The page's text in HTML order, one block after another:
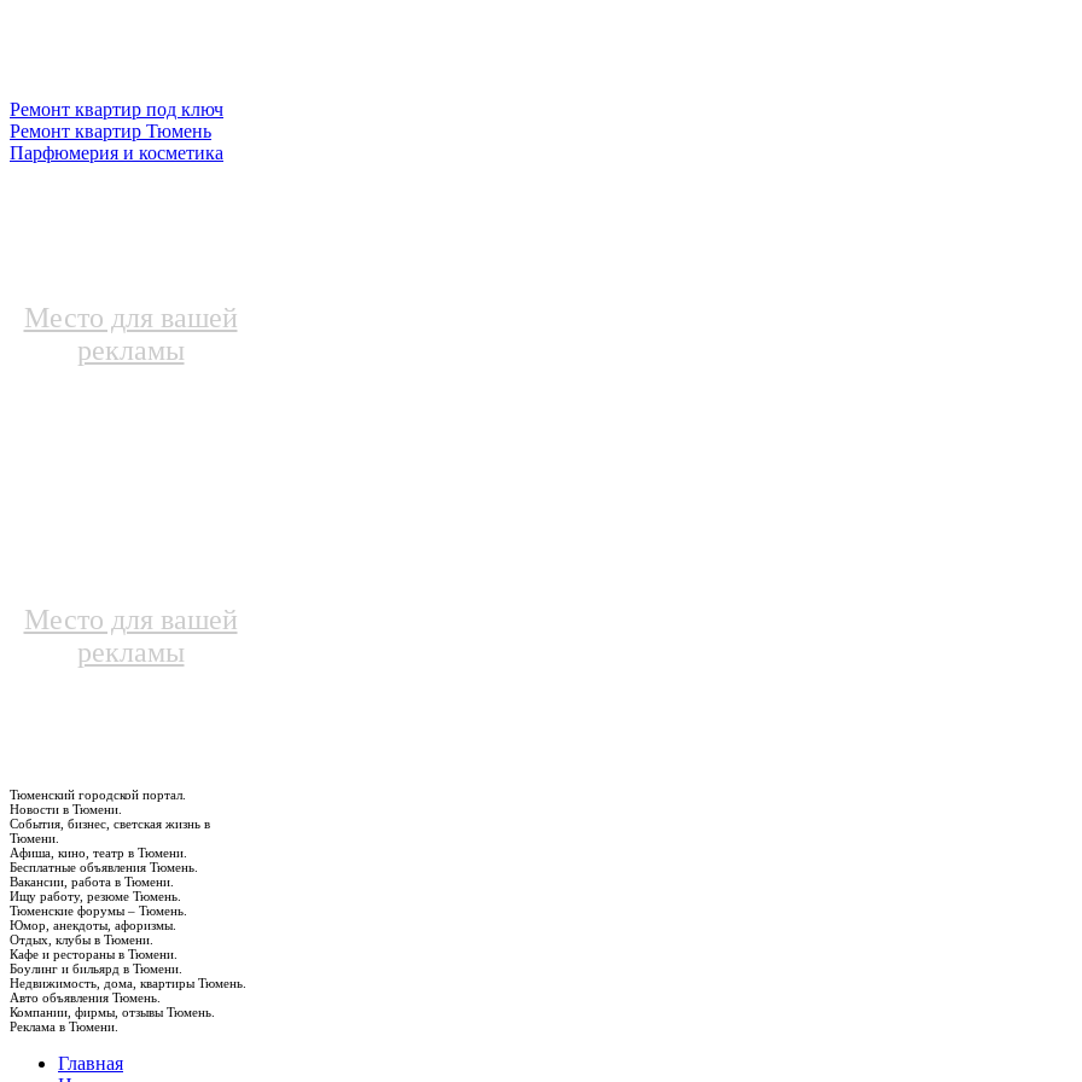
Ремонт квартир под ключ
Ремонт квартир Тюмень
Парфюмерия и косметика
Место для вашей
рекламы
Место для вашей
рекламы
Тюменский городской портал.
Новости в Тюмени.
События, бизнес, светская жизнь в
Тюмени.
Афиша, кино, театр в Тюмени.
Бесплатные объявления Тюмень.
Вакансии, работа в Тюмени.
Ищу работу, резюме Тюмень.
Тюменские форумы – Тюмень.
Юмор, анекдоты, афоризмы.
Отдых, клубы в Тюмени.
Кафе и рестораны в Тюмени.
Боулинг и бильярд в Тюмени.
Недвижимость, дома, квартиры Тюмень.
Авто объявления Тюмень.
Компании, фирмы, отзывы Тюмень.
Реклама в Тюмени.
Главная